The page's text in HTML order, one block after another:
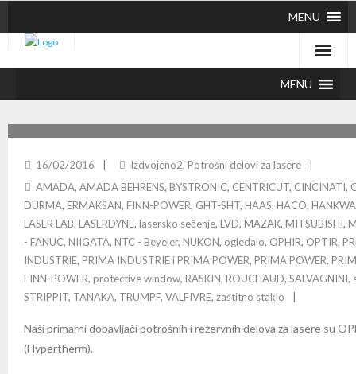
MENU
MENU
16/02/2016 Izdvojeno2, Potrošni delovi za lasere
AMADA, AMADA BEHRENS, BYSTRONIC, CENTRICUT, CINCINATI,
DURMA, ERMAKSAN, FINN-POWER, GHT-SHT, HAAS, HACO,
LASER LAB, LASERDYNE, lasersko sečenje, LVD, MAZAK, MITSUBISHI,
- FANUC, NIIGATA, NTC - Beyeler, NUKON, ogledalo, OPHIR, OPTIR,
INDUSTRIE, PRIMA INDUSTRIE i PRIMA POWER, PRIMA POWER,
FINN-POWER, protective window, RASKIN, ROUCHAUD, SALVAGNINI,
STRIPPIT, TANAKA, TRUMPF, VALFIVRE, zaštitno staklo
Naši primarni dobavljači potrošnih i rezervnih delova za lasere su
(Hypertherm).